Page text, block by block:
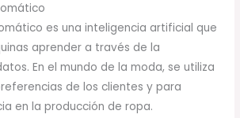
es una inteligencia artificial que
aprender a través de la
En el mundo de la moda, se utiliza
de los clientes y para
en la producción de ropa.